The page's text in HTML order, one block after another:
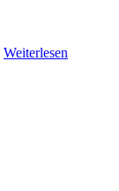
Weiterlesen